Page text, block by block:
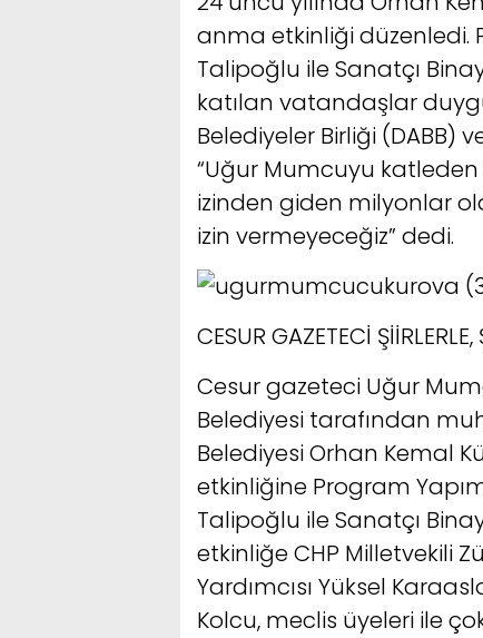
anma etkinliği düzenledi.
Talipoğlu ile Sanatçı
katılan vatandaşlar
Belediyeler Birliği (DABB)
“Uğur Mumcuyu
izinden giden milyonlar
izin vermeyeceğiz” dedi.
CESUR GAZETECİ
Cesur gazeteci Uğur
Belediyesi tarafından
Belediyesi Orhan Kemal
etkinliğine Program
Talipoğlu ile Sanatçı
etkinliğe CHP Milletvekili
Yardımcısı Yüksel
Kolcu, meclis üyeleri ile